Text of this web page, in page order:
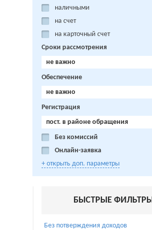
наличными
на счет
на карточный счет
Сроки рассмотрения
не важно
Обеспечение
не важно
Регистрация
пост. в районе обращения
Без комиссий
Онлайн-заявка
+ открыть доп. параметры
БЫСТРЫЕ ФИЛЬТРЫ
Без потверждения доходов